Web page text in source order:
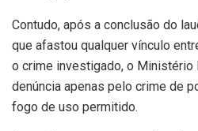
Contudo, após a conclusão do
que afastou qualquer vínculo
o crime investigado, o Ministério
denúncia apenas pelo crime de
fogo de uso permitido.